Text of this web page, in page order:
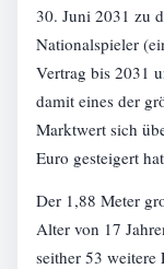
30. Juni 2031 zu
Nationalspieler
Vertrag bis 2031
damit eines der
Marktwert sich
Euro gesteigert
Der 1,88 Meter
Alter von 17
seither 53 weitere